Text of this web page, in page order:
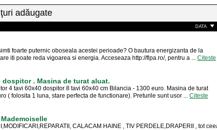
adăugate
DATA
foarte puternic oboseala acestei perioade? O bautura energizanta de la
iti poate reda vigoarea si energia. Acceseaza http://flpa.ro/, pentru a ... Citeste
. Masina de turat aluat.
4 tavi 60x40 dospitor 8 tavi 60x40 cm Bilancia - 1300 euro. Masina de turat
( folosita 1 luna, stare perfecta de functionare). Preturile sunt usor ... Citeste
CALACAM HAINE , TIV PERDELE,DRAPERII , tot